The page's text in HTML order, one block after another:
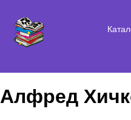
Алфред